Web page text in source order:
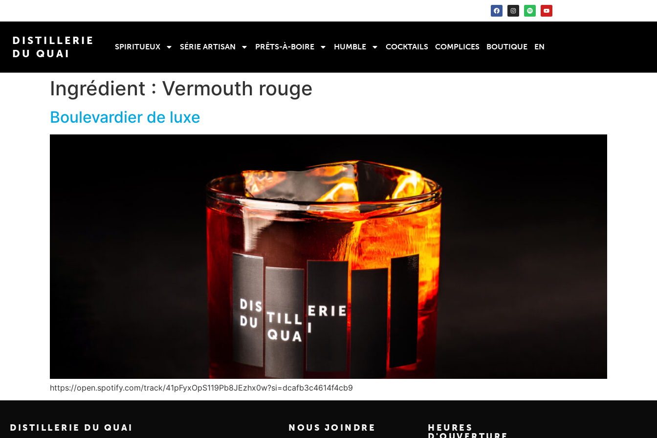
DISTILLERIE
DU QUAI
SPIRITUEUX SÉRIE ARTISAN PRÊTS-À-BOIRE HUMBLE COCKTAILS COMPLICES BOUTIQUE EN
Ingrédient : Vermouth rouge
Boulevardier de luxe
https://open.spotify.com/track/41pFyxOpS119Pb8JEzhx0w?si=dcafb3c4614f4cb9
DISTILLERIE DU QUAI NOUS JOINDRE
HEURES